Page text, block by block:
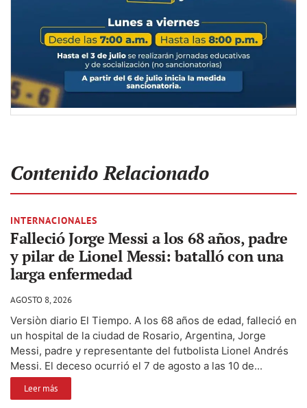
Contenido Relacionado
INTERNACIONALES
Falleció Jorge Messi a los 68 años, padre
y pilar de Lionel Messi: batalló con una
larga enfermedad
AGOSTO 8, 2026
Versiòn diario El Tiempo. A los 68 años de edad, falleció en
un hospital de la ciudad de Rosario, Argentina, Jorge
Messi, padre y representante del futbolista Lionel Andrés
Messi. El deceso ocurrió el 7 de agosto a las 10 de...
Leer más